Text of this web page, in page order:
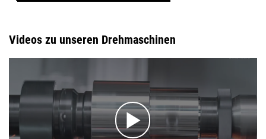
Videos zu unseren Drehmaschinen